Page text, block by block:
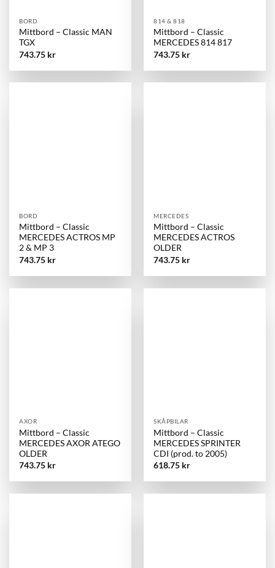
BORD
Mittbord – Classic MAN
TGX
743.75 kr
814 & 818
Mittbord – Classic
MERCEDES 814 817
743.75 kr
BORD
Mittbord – Classic
MERCEDES ACTROS MP
2 & MP 3
743.75 kr
MERCEDES
Mittbord – Classic
MERCEDES ACTROS
OLDER
743.75 kr
AXOR
Mittbord – Classic
MERCEDES AXOR ATEGO
OLDER
743.75 kr
SKÅPBILAR
Mittbord – Classic
MERCEDES SPRINTER
CDI (prod. to 2005)
618.75 kr